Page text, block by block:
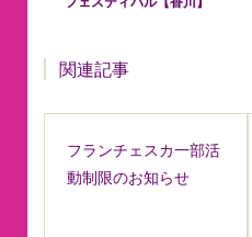
関連記事
フランチェスカ一部活
動制限のお知らせ